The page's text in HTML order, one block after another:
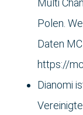
Multi
Polen.
Daten
https://
Dianomi